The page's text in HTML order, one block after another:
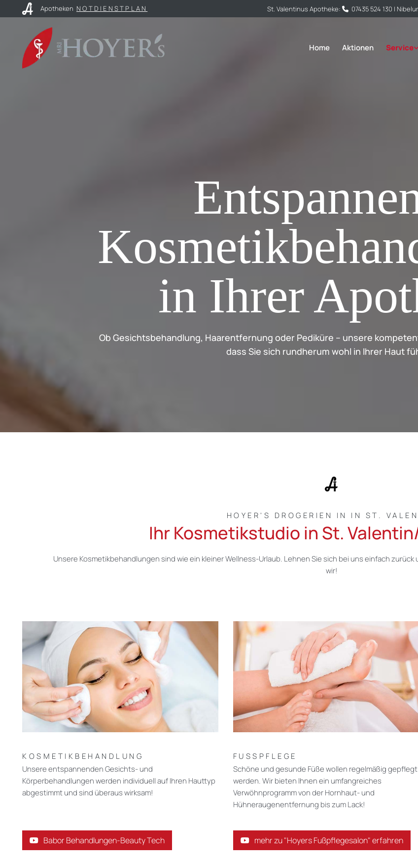
Apotheken NOTDIENSTPLAN St. Valentinus Apotheke:  07435 524 130 |
Home Aktionen Service
in Ihrer
Ob Gesichtsbehandlung, Haarentfernung oder Pediküre – unsere
dass Sie sich rundherum wohl in Ihrer Haut
HOYER'S DROGERIEN IN IN ST.
Ihr Kosmetikstudio in St.
Unsere Kosmetikbehandlungen sind wie ein kleiner Wellness-Urlaub. Lehnen Sie sich bei uns einfach
wir!
KOSMETIKBEHANDLUNG
Unsere entspannenden Gesichts- und
Körperbehandlungen werden individuell auf Ihren Hauttyp
abgestimmt und sind überaus wirksam!
Babor Behandlungen-Beauty Tech
FUSSPFLEGE
Schöne und gesunde Füße wollen regelmäßig gepflegt
werden. Wir bieten Ihnen ein umfangreiches
Verwöhnprogramm von der Hornhaut- und
Hühneraugenentfernung bis zum Lack!
mehr zu "Hoyers Fußpflegesalon" erfahren